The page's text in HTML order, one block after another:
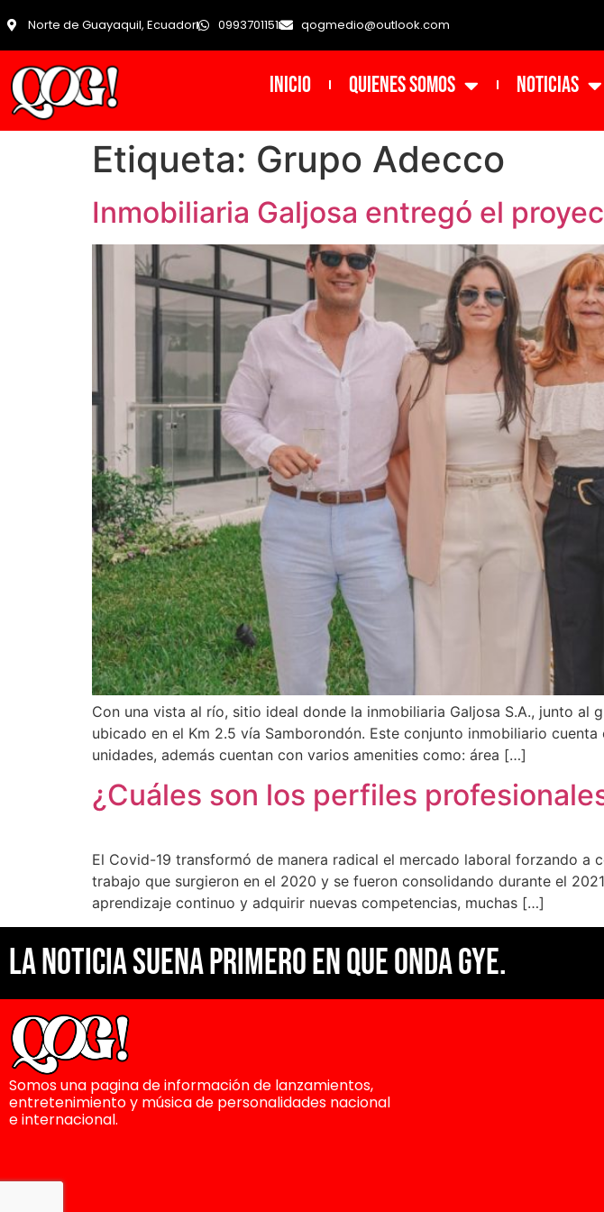
Norte de Guayaquil, Ecuador 0993701151 qogmedio@outlook.com
INICIO Quienes Somos NOTICIAS
Etiqueta: Grupo Adecco
Inmobiliaria Galjosa entregó el
Con una vista al río, sitio ideal donde la inmobiliaria Galjosa S.A., junto
ubicado en el Km 2.5 vía Samborondón. Este conjunto inmobiliario
unidades, además cuentan con varios amenities como: área […]
¿Cuáles son los perfiles
El Covid-19 transformó de manera radical el mercado laboral forzando a
trabajo que surgieron en el 2020 y se fueron consolidando durante el
aprendizaje continuo y adquirir nuevas competencias, muchas […]
La noticia suena primero en Que Onda Gye.
Somos una pagina de información de lanzamientos,
entretenimiento y música de personalidades nacional
e internacional.